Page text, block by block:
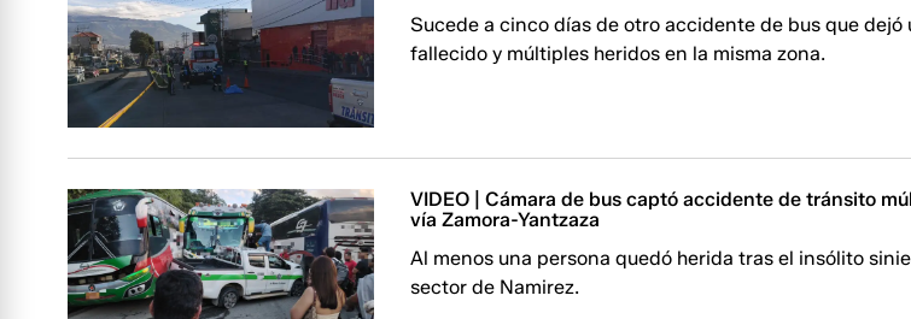
Sucede a cinco días de otro accidente de bus que dejó
fallecido y múltiples heridos en la misma zona.
VIDEO | Cámara de bus captó accidente de tránsito
vía Zamora-Yantzaza
Al menos una persona quedó herida tras el insólito
sector de Namirez.